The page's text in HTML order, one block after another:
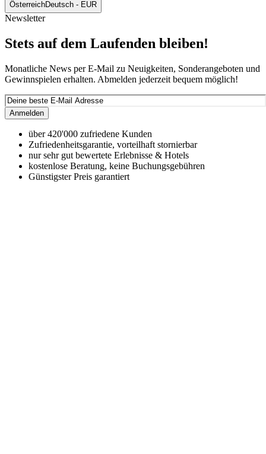
ÖsterreichDeutsch - EUR
Newsletter
Stets auf dem Laufenden bleiben!
Monatliche News per E-Mail zu Neuigkeiten, Sonderangeboten und
Gewinnspielen erhalten. Abmelden jederzeit bequem möglich!
Anmelden
über 420'000 zufriedene Kunden
Zufriedenheitsgarantie, vorteilhaft stornierbar
nur sehr gut bewertete Erlebnisse & Hotels
kostenlose Beratung, keine Buchungsgebühren
Günstigster Preis garantiert